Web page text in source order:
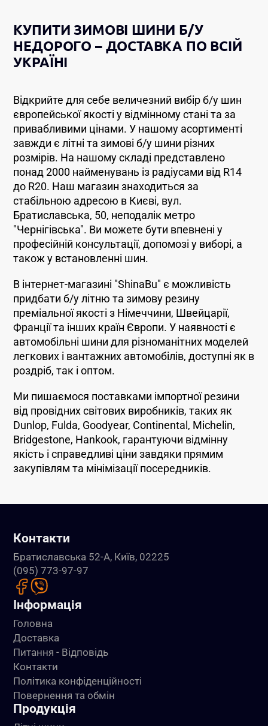
КУПИТИ ЗИМОВІ ШИНИ Б/У
НЕДОРОГО – ДОСТАВКА ПО ВСІЙ
УКРАЇНІ
Відкрийте для себе величезний вибір б/у шин
європейської якості у відмінному стані та за
привабливими цінами. У нашому асортименті
завжди є літні та зимові б/у шини різних
розмірів. На нашому складі представлено
понад 2000 найменувань із радіусами від R14
до R20. Наш магазин знаходиться за
стабільною адресою в Києві, вул.
Братиславська, 50, неподалік метро
"Чернігівська". Ви можете бути впевнені у
професійній консультації, допомозі у виборі, а
також у встановленні шин.
В інтернет-магазині "ShinaBu" є можливість
придбати б/у літню та зимову резину
преміальної якості з Німеччини, Швейцарії,
Франції та інших країн Європи. У наявності є
автомобільні шини для різноманітних моделей
легкових і вантажних автомобілів, доступні як в
роздріб, так і оптом.
Ми пишаємося поставками імпортної резини
від провідних світових виробників, таких як
Dunlop, Fulda, Goodyear, Continental, Michelin,
Bridgestone, Hankook, гарантуючи відмінну
якість і справедливі ціни завдяки прямим
закупівлям та мінімізації посередників.
Контакти
Братиславська 52-А, Київ, 02225
(095) 773-97-97
Інформація
Головна
Доставка
Питання - Відповідь
Контакти
Політика конфіденційності
Повернення та обмін
Продукція